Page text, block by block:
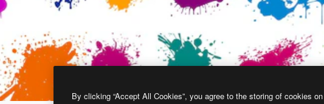
By clicking “Accept All Cookies”, you agree to the storing of cookies